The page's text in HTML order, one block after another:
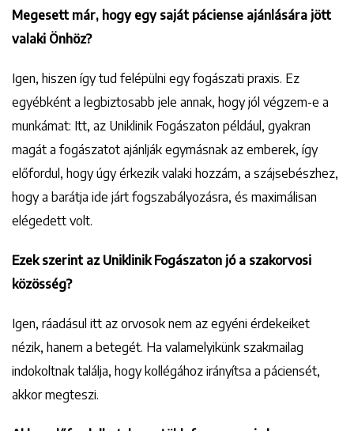
Megesett már, hogy egy saját páciense ajánlására jött
valaki Önhöz?
Igen, hiszen így tud felépülni egy fogászati praxis. Ez
egyébként a legbiztosabb jele annak, hogy jól végzem-e a
munkámat: Itt, az Uniklinik Fogászaton például, gyakran
magát a fogászatot ajánlják egymásnak az emberek, így
előfordul, hogy úgy érkezik valaki hozzám, a szájsebészhez,
hogy a barátja ide járt fogszabályozásra, és maximálisan
elégedett volt.
Ezek szerint az Uniklinik Fogászaton jó a szakorvosi
közösség?
Igen, ráadásul itt az orvosok nem az egyéni érdekeiket
nézik, hanem a betegét. Ha valamelyikünk szakmailag
indokoltnak találja, hogy kollégához irányítsa a páciensét,
akkor megteszi.